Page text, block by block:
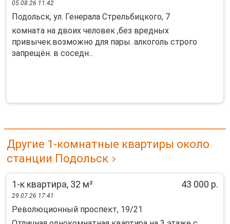
05.08.26 11:42
Подольск, ул. Генерала Стрельбицкого, 7
комната на двоих человек ,без вредных
привычек.возможно для пары. алкоголь строго
запрещён. в соседн...
Другие 1-комнатные квартиры около
станции Подольск
1-к квартира, 32 м² 43 000 р.
29.07.26 17:41
Революционный проспект, 19/21